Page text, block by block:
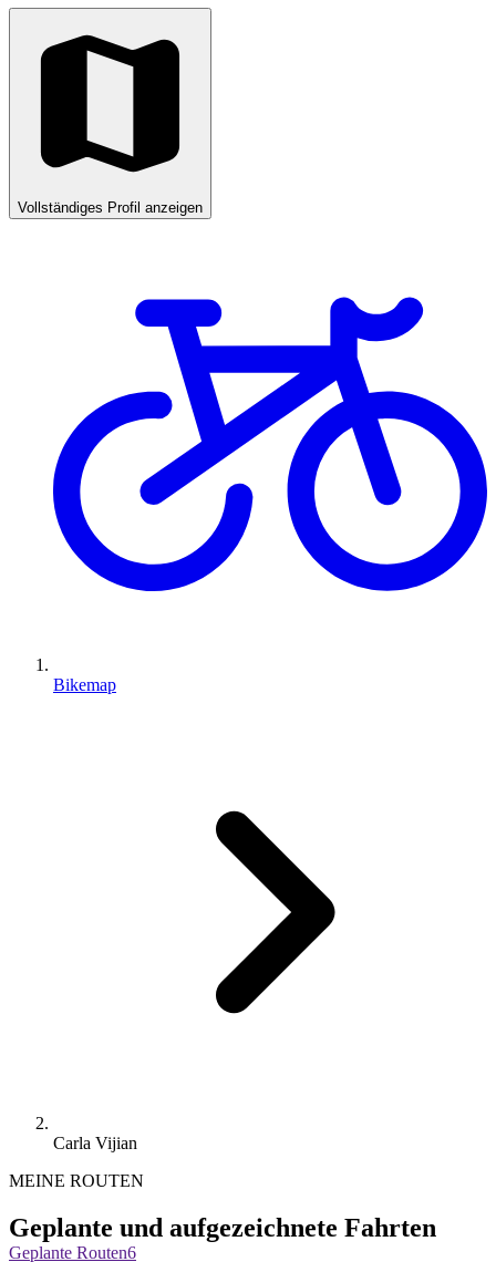
Vollständiges Profil anzeigen
Bikemap
Carla Vijian
MEINE ROUTEN
Geplante und aufgezeichnete Fahrten
Geplante Routen6